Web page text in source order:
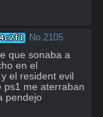
No.2105
que sonaba a
en el
el resident evil
ps1 me aterraban
pendejo